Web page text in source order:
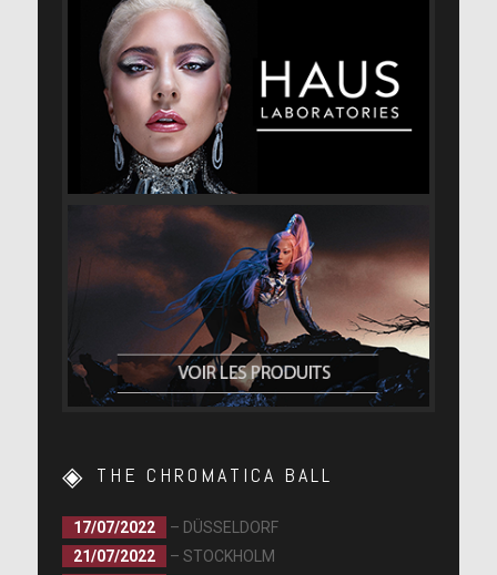
THE CHROMATICA BALL
17/07/2022
– DÜSSELDORF
21/07/2022
– STOCKHOLM